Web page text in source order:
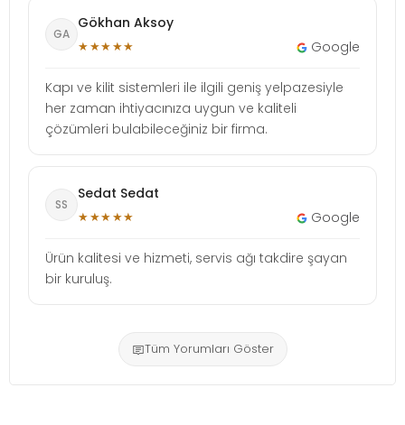
GA
Gökhan Aksoy
★★★★★ Google
Kapı ve kilit sistemleri ile ilgili geniş yelpazesiyle
her zaman ihtiyacınıza uygun ve kaliteli
çözümleri bulabileceğiniz bir firma.
SS
Sedat Sedat
★★★★★ Google
Ürün kalitesi ve hizmeti, servis ağı takdire şayan
bir kuruluş.
Tüm Yorumları Göster